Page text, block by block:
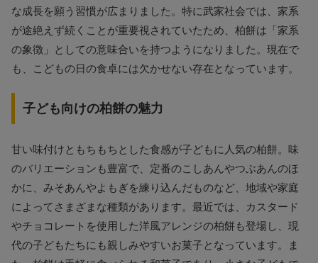
な成長を願う習慣が広まりました。特に武家社会では、家系
が途絶えず続くことが重要視されていたため、柏餅は「家系
の象徴」としての意味合いを持つようになりました。現在で
も、こどもの日の食卓には欠かせない存在となっています。
子ども向けの柏餅の魅力
甘い味付けともちもちとした食感が子どもに人気の柏餅。味
のバリエーションも豊富で、定番のこしあんやつぶあんのほ
かに、みそあんやよもぎを練り込んだものなど、地域や家庭
によってさまざまな種類があります。最近では、カスタード
やチョコレートを使用した洋風アレンジの柏餅も登場し、現
代の子どもたちにも親しみやすいお菓子となっています。ま